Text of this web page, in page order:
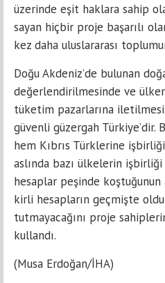
üzerinde eşit haklara sahip
sayan hiçbir proje başarılı
kez daha uluslararası
Doğu Akdeniz’de bulunan
değerlendirilmesinde ve
tüketim pazarlarına
güvenli güzergah Türkiye’dir.
hem Kıbrıs Türklerine işbirliği
aslında bazı ülkelerin işbirliği
hesaplar peşinde
kirli hesapların geçmişte
tutmayacağını proje
kullandı.
(Musa Erdoğan/İHA)